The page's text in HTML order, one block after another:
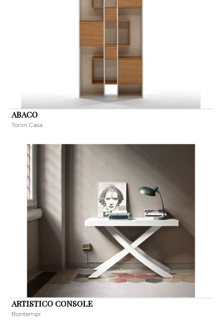
ABACO
Tonin Casa
ARTISTICO CONSOLE
Bontempi